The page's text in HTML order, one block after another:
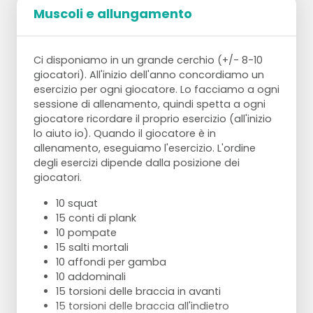
Muscoli e allungamento
Ci disponiamo in un grande cerchio (+/- 8-10
giocatori). All'inizio dell'anno concordiamo un
esercizio per ogni giocatore. Lo facciamo a ogni
sessione di allenamento, quindi spetta a ogni
giocatore ricordare il proprio esercizio (all'inizio
lo aiuto io). Quando il giocatore è in
allenamento, eseguiamo l'esercizio. L'ordine
degli esercizi dipende dalla posizione dei
giocatori.
10 squat
15 conti di plank
10 pompate
15 salti mortali
10 affondi per gamba
10 addominali
15 torsioni delle braccia in avanti
15 torsioni delle braccia all'indietro